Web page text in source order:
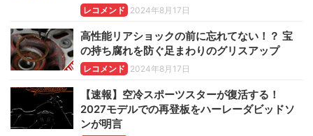
レコメンド 2024年8月17日
高性能リアショックの前に忘れてない！？ 宝
の持ち腐れを防ぐ足まわりのグリスアップ
レコメンド 2024年8月17日
【速報】空冷スポーツスターが復活する！
2027モデルでの再登板をハーレーダビッドソ
ンが明言